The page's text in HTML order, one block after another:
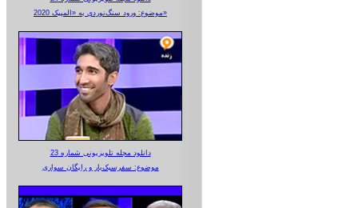
موضوع: ورود سنگ‌نوردی به «المپیک 2020»
دانلود مجله تلویزیونی شماره 23
موضوع: سفرسبک‌بار و رایگان سواری